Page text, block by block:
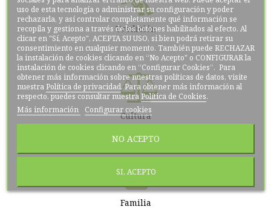
Tradición
Cultura
Familia
uso de esta tecnología o administrar su configuración y poder
rechazarla, y así controlar completamente qué información se
recopila y gestiona a través de los botones habilitados al efecto. Al
clicar en "Sí, Acepto", ACEPTA SU USO, si bien podrá retirar su
consentimiento en cualquier momento. También puede RECHAZAR
la instalación de cookies clicando en “No Acepto" o CONFIGURAR la
instalación de cookies clicando en “Configurar Cookies”. Para
obtener más información sobre nuestras políticas de datos, visite
nuestra Política de privacidad. Para obtener más información al
respecto, puedes consultar nuestra Política de Cookies.
Más información
Configurar cookies
NO ACEPTO
SI, ACEPTO